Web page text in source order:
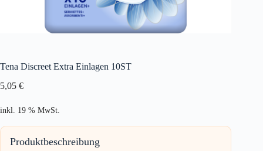
Tena Discreet Extra Einlagen 10ST
5,05 €
inkl. 19 % MwSt.
Produktbeschreibung